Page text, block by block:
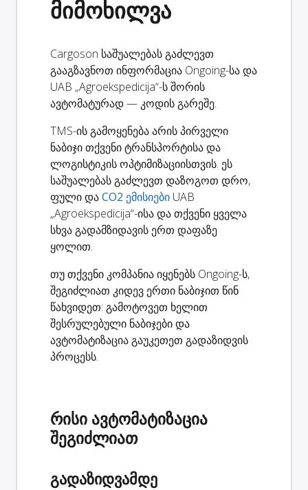
მიმოხილვა
Cargoson საშუალებას გაძლევთ
გააგზავნოთ ინფორმაცია Ongoing-სა და
UAB „Agroekspedicija“-ს შორის
ავტომატურად — კოდის გარეშე.
TMS-ის გამოყენება არის პირველი
ნაბიჯი თქვენი ტრანსპორტისა და
ლოგისტიკის ოპტიმიზაციისთვის. ეს
საშუალებას გაძლევთ დაზოგოთ დრო,
ფული დაCO2 ემისიები UAB
„Agroekspedicija“-ისა და თქვენი ყველა
სხვა გადამზიდავის ერთ დაფაზე
ყოლით.
თუ თქვენი კომპანია იყენებს Ongoing-ს,
შეგიძლიათ კიდევ ერთი ნაბიჯით წინ
წახვიდეთ: გამოტოვეთ ხელით
შესრულებული ნაბიჯები და
ავტომატიზაცია გაუკეთეთ გადაზიდვის
პროცესს.
რისი ავტომატიზაცია
შეგიძლიათ
გადაზიდვამდე